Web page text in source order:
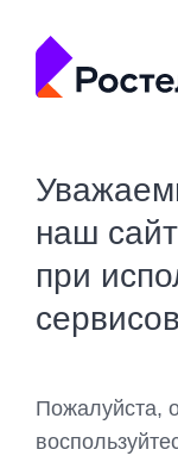
наш
при
сервисов
Пожалуйста,